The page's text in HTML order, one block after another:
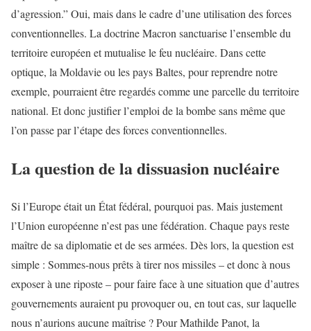
d’agression.” Oui, mais dans le cadre d’une utilisation des forces
conventionnelles. La doctrine Macron sanctuarise l’ensemble du
territoire européen et mutualise le feu nucléaire. Dans cette
optique, la Moldavie ou les pays Baltes, pour reprendre notre
exemple, pourraient être regardés comme une parcelle du territoire
national. Et donc justifier l’emploi de la bombe sans même que
l’on passe par l’étape des forces conventionnelles.
La question de la dissuasion nucléaire
Si l’Europe était un État fédéral, pourquoi pas. Mais justement
l’Union européenne n’est pas une fédération. Chaque pays reste
maître de sa diplomatie et de ses armées. Dès lors, la question est
simple : Sommes-nous prêts à tirer nos missiles – et donc à nous
exposer à une riposte – pour faire face à une situation que d’autres
gouvernements auraient pu provoquer ou, en tout cas, sur laquelle
nous n’aurions aucune maîtrise ? Pour Mathilde Panot, la